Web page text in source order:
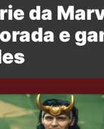
da
e